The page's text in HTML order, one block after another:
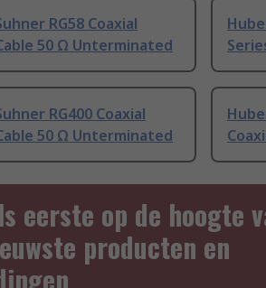
RG58 Coaxial
50 Ω Unterminated
RG400 Coaxial
50 Ω Unterminated
eerste op de hoogte
producten en